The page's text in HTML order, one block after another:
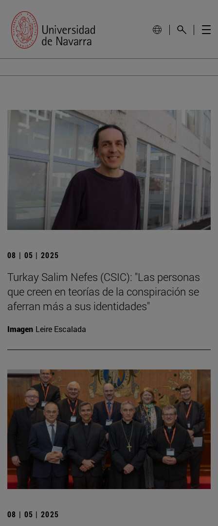
08 | 05 | 2025
Turkay Salim Nefes (CSIC): "Las personas
que creen en teorías de la conspiración se
aferran más a sus identidades"
Imagen Leire Escalada
08 | 05 | 2025